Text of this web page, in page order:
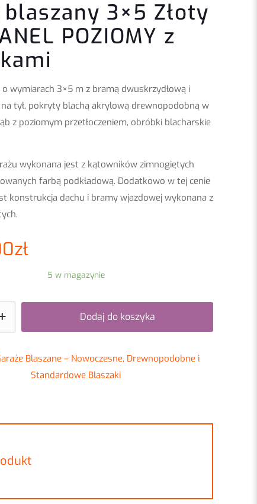
blaszany 3×5 Złoty
POZIOMY z
o wymiarach 3×5 m z bramą dwuskrzydłową i
tył, pokryty blachą akrylową drewnopodobną w
z poziomym przetłoczeniem, obróbki blacharskie
wykonana jest z kątowników zimnogiętych
farbą podkładową. Dodatkowo w tej cenie
konstrukcja dachu i bramy wjazdowej wykonana z
zł
5 w magazynie
Dodaj do koszyka
Blaszane – Nowoczesne, Drewnopodobne i
Standardowe Blaszaki